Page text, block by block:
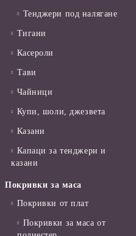
Тенджери под налягане
Тигани
Касероли
Тави
Чайници
Купи, шоли, джезвета
Казани
Капаци за тенджери и
казани
Покривки за маса
Покривки от плат
Покривки за маса от